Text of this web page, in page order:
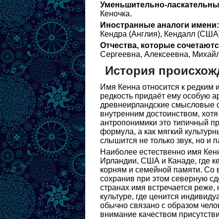
Уменьшительно-
Кеночка.
Иностранные аналоги имени:
Кендра (Англия), Кендалл
Отчества, которые
Сергеевна, Алексеевна,
История
Имя Кенна относится к редким
редкость придаёт ему особую
древнеирландские смысловые
внутренним достоинством,
антропонимики это типичный
формула, а как мягкий
слышится не только звук, но и
Наиболее естественно имя
Ирландии, США и Канаде, где
корням и семейной памяти. Со
сохранив при этом северную
странах имя встречается реже,
культуре, где ценится
обычно связано с образом
внимание качеством